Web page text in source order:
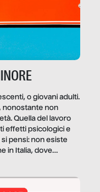
o giovani adulti.
nonostante non
Quella del lavoro
effetti psicologici e
pensi: non esiste
in Italia, dove